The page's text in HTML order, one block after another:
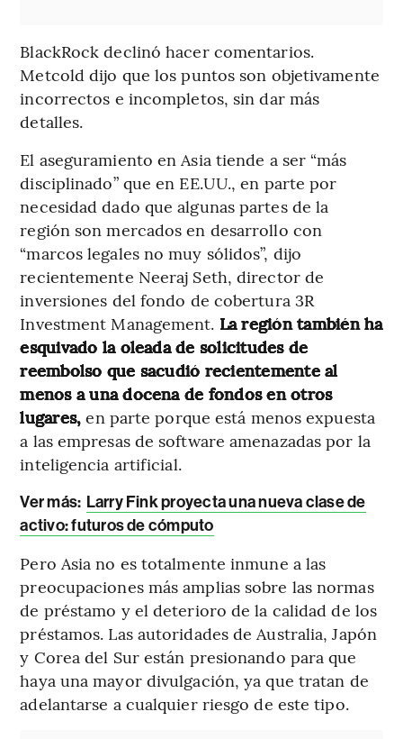
BlackRock declinó hacer comentarios.
Metcold dijo que los puntos son objetivamente
incorrectos e incompletos, sin dar más
detalles.
El aseguramiento en Asia tiende a ser “más
disciplinado” que en EE.UU., en parte por
necesidad dado que algunas partes de la
región son mercados en desarrollo con
“marcos legales no muy sólidos”, dijo
recientemente Neeraj Seth, director de
inversiones del fondo de cobertura 3R
Investment Management. La región también ha
esquivado la oleada de solicitudes de
reembolso que sacudió recientemente al
menos a una docena de fondos en otros
lugares, en parte porque está menos expuesta
a las empresas de software amenazadas por la
inteligencia artificial.
Ver más: Larry Fink proyecta una nueva clase de
activo: futuros de cómputo
Pero Asia no es totalmente inmune a las
preocupaciones más amplias sobre las normas
de préstamo y el deterioro de la calidad de los
préstamos. Las autoridades de Australia, Japón
y Corea del Sur están presionando para que
haya una mayor divulgación, ya que tratan de
adelantarse a cualquier riesgo de este tipo.